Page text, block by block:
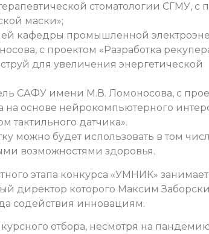
стоматологии СГМУ, с
маски»;
кафедры промышленной
с проектом «Разработка
для увеличения энергетической
САФУ имени М.В. Ломоносова, с
на основе нейрокомпьютерного
тактильного датчика».
можно будет использовать в том
возможностями здоровья.
этапа конкурса «УМНИК»
директор которого Максим
содействия инновациям.
отбора, несмотря на